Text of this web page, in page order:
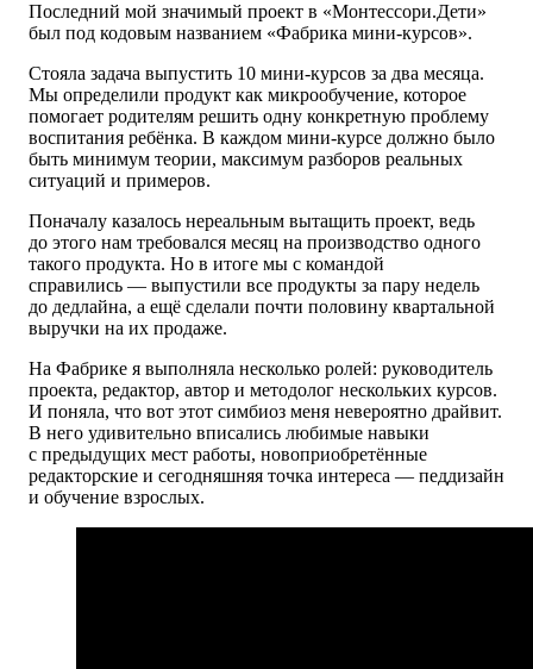
Последний мой значимый проект в «Монтессори.Дети»
был под кодовым названием «Фабрика мини-курсов».
Стояла задача выпустить 10 мини-курсов за два месяца.
Мы определили продукт как микрообучение, которое
помогает родителям решить одну конкретную проблему
воспитания ребёнка. В каждом мини-курсе должно было
быть минимум теории, максимум разборов реальных
ситуаций и примеров.
Поначалу казалось нереальным вытащить проект, ведь
до этого нам требовался месяц на производство одного
такого продукта. Но в итоге мы с командой
справились — выпустили все продукты за пару недель
до дедлайна, а ещё сделали почти половину квартальной
выручки на их продаже.
На Фабрике я выполняла несколько ролей: руководитель
проекта, редактор, автор и методолог нескольких курсов.
И поняла, что вот этот симбиоз меня невероятно драйвит.
В него удивительно вписались любимые навыки
с предыдущих мест работы, новоприобретённые
редакторские и сегодняшняя точка интереса — педдизайн
и обучение взрослых.